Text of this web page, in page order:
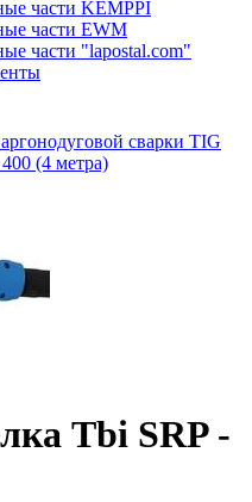
части KEMPPI
части EWM
части "lapostal.com"
сварки TIG
(4 метра)
Tbi SRP -